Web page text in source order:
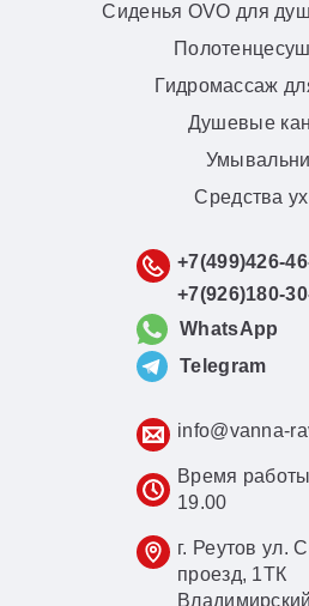
Сиденья OVO для
Гидромассаж
Душевые
Средства
+7(499)426-
+7(926)180-
WhatsApp
Telegram
info@vanna-
Время
19.00
г. Реутов ул.
проезд, 1ТК